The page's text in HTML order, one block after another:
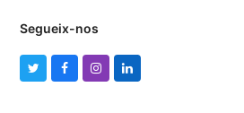
Segueix-nos